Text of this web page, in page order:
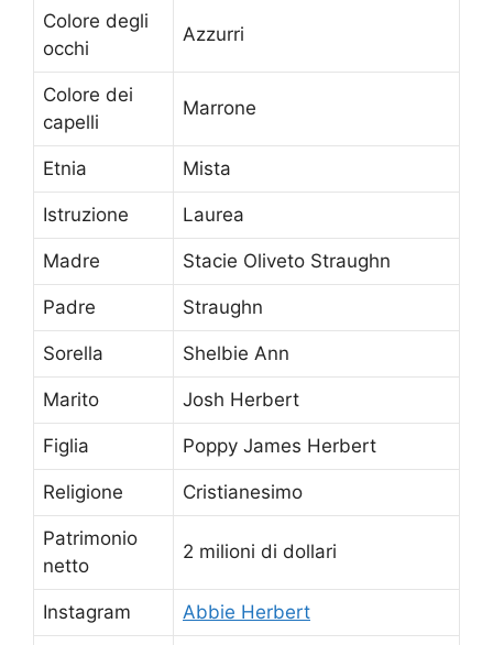
Colore degli
occhi
Azzurri
Colore dei
capelli
Marrone
Etnia Mista
Istruzione Laurea
Madre Stacie Oliveto Straughn
Padre Straughn
Sorella Shelbie Ann
Marito Josh Herbert
Figlia Poppy James Herbert
Religione Cristianesimo
Patrimonio
netto
2 milioni di dollari
Instagram Abbie Herbert